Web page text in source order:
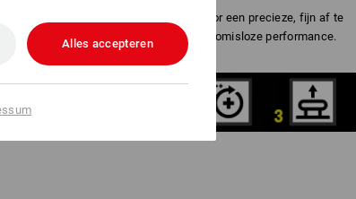
Fit-systeem met draaisluiting zorgt voor een precieze, fijn af te
BOA
is ontwikkeld voor compromisloze performance.
Alles accepteren